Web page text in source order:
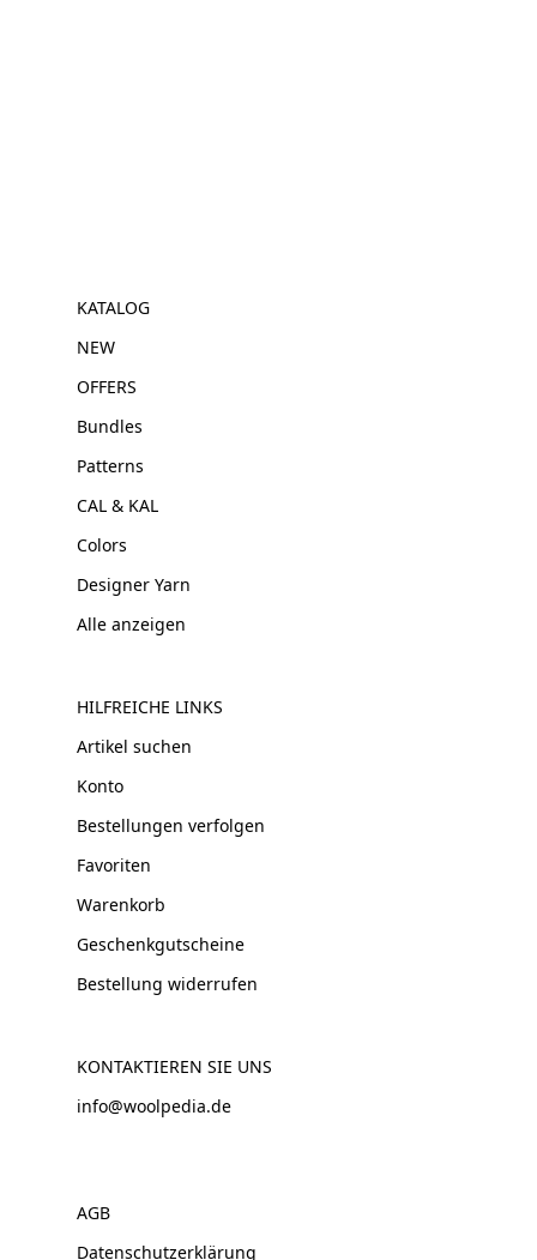
KATALOG
NEW
OFFERS
Bundles
Patterns
CAL & KAL
Colors
Designer Yarn
Alle anzeigen
HILFREICHE LINKS
Artikel suchen
Konto
Bestellungen verfolgen
Favoriten
Warenkorb
Geschenkgutscheine
Bestellung widerrufen
KONTAKTIEREN SIE UNS
info@woolpedia.de
AGB
Datenschutzerklärung